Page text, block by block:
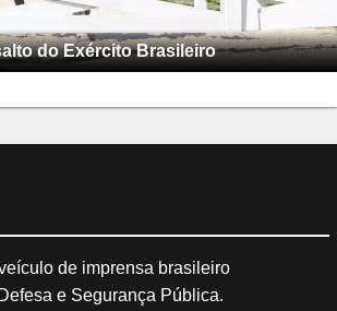
do Exército Brasileiro
de imprensa brasileiro
e Segurança Pública.